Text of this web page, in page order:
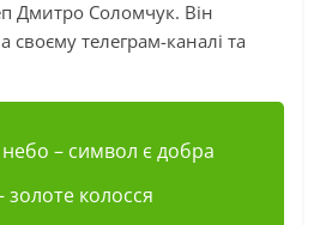
Дмитро Соломчук. Він
своєму телеграм-каналі та
– символ є добра
колосся